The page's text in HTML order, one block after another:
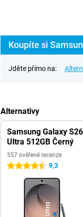
Koupíte si
Jděte přímo na:
Alternativy
Samsung Galaxy S26
Ultra 512GB Černý
557 ověřené recenze
4.5 hvězdičky9,3